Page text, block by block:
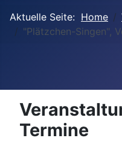
Aktuelle Seite: Home
"Plätzchen-Singen",
Termine